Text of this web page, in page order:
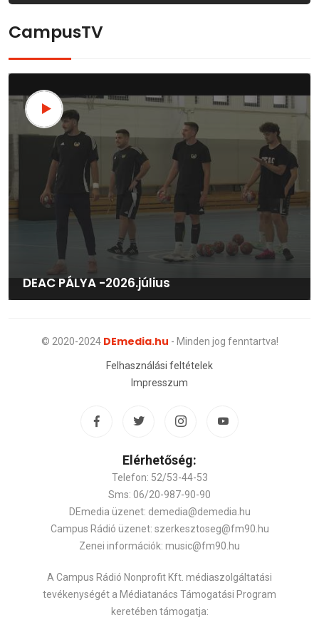
CampusTV
DEAC PÁLYA -2026.július
© 2020-2024 DEmedia.hu - Minden jog fenntartva!
Felhasználási feltételek
Impresszum
Elérhetőség:
Telefon: 52/53-44-53
Sms: 06/20-987-90-90
DEmedia üzenet: demedia@demedia.hu
Campus Rádió üzenet: szerkesztoseg@fm90.hu
Zenei információk: music@fm90.hu
A Campus Rádió Nonprofit Kft. médiaszolgáltatási
tevékenységét a Médiatanács Támogatási Program
keretében támogatja: